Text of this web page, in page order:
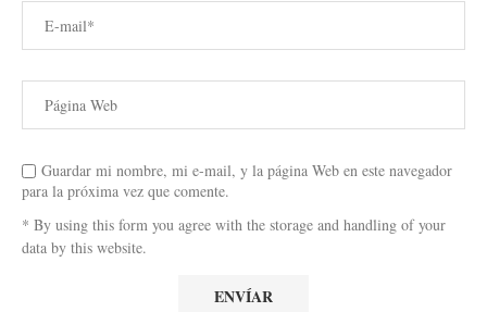
Guardar mi nombre, mi e-mail, y la página Web en este navegador
para la próxima vez que comente.
* By using this form you agree with the storage and handling of your
data by this website.